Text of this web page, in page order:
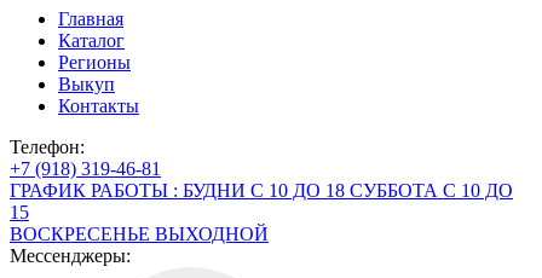
Главная
Каталог
Регионы
Выкуп
Контакты
Телефон:
+7 (918) 319-46-81
ГРАФИК РАБОТЫ : БУДНИ С 10 ДО 18 СУББОТА С 10 ДО
15
ВОСКРЕСЕНЬЕ ВЫХОДНОЙ
Мессенджеры: